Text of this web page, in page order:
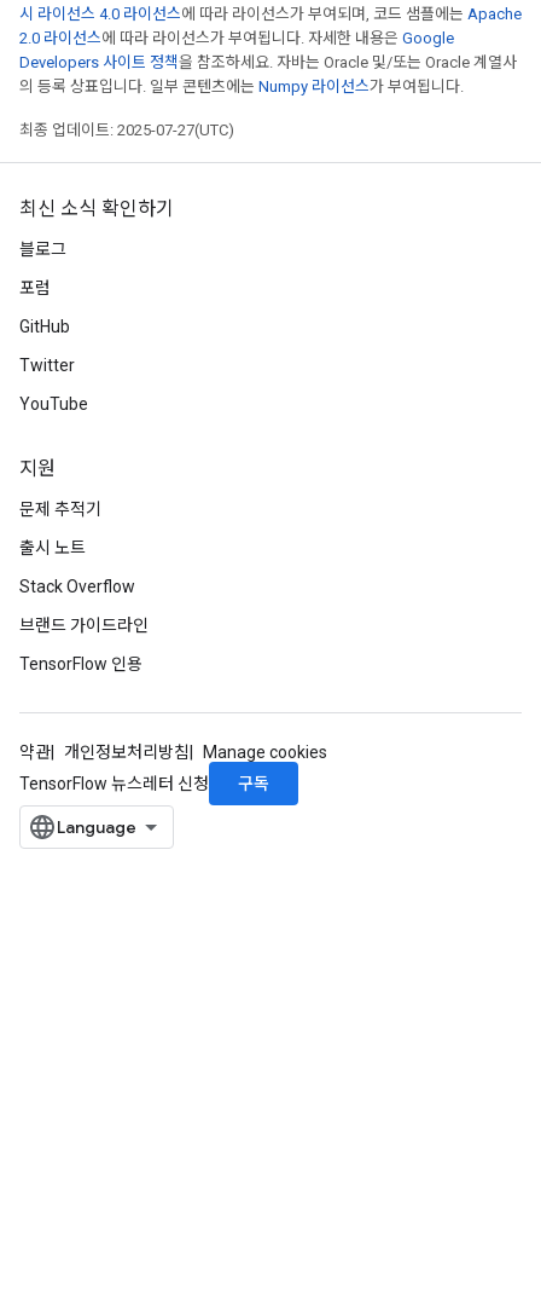
시 라이선스 4.0 라이선스에 따라 라이선스가 부여되며, 코드 샘플에는 Apache
2.0 라이선스에 따라 라이선스가 부여됩니다. 자세한 내용은 Google
Developers 사이트 정책을 참조하세요. 자바는 Oracle 및/또는 Oracle 계열사
의 등록 상표입니다. 일부 콘텐츠에는 Numpy 라이선스가 부여됩니다.
최종 업데이트: 2025-07-27(UTC)
최신 소식 확인하기
블로그
포럼
GitHub
Twitter
YouTube
지원
문제 추적기
출시 노트
Stack Overflow
브랜드 가이드라인
TensorFlow 인용
약관 개인정보처리방침
Manage cookies
TensorFlow 뉴스레터 신청
구독